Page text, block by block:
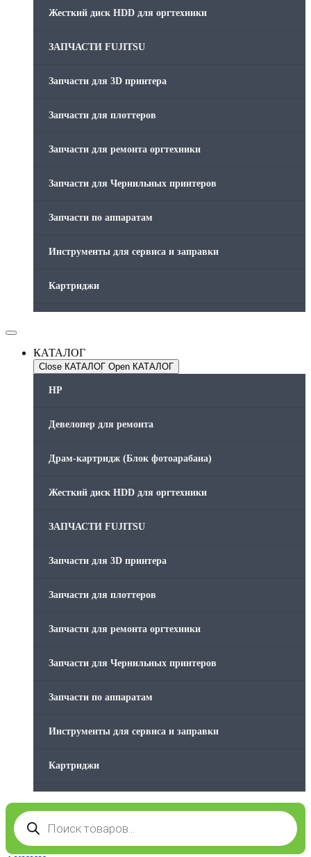
Жесткий диск HDD для оргтехники
ЗАПЧАСТИ FUJITSU
Запчасти для 3D принтера
Запчасти для плоттеров
Запчасти для ремонта оргтехники
Запчасти для Чернильных принтеров
Запчасти по аппаратам
Инструменты для сервиса и заправки
Картриджи
Оргтехника / Принтеры, Копиры и МФУ
Память для принтера
Печатающая головка для принтера
Ремонт принтера. Услуги Сервисного центра.
Скрепки для финишера
Средства для сервиса / Оборудование
Стяжки для кабеля
Товары без категории
Товары для заправки
Фольга , изолента, скотч и тд
КАТАЛОГ
Close КАТАЛОГ Open КАТАЛОГ
HP
Девелопер для ремонта
Драм-картридж (Блок фотоарабана)
Жесткий диск HDD для оргтехники
ЗАПЧАСТИ FUJITSU
Запчасти для 3D принтера
Запчасти для плоттеров
Запчасти для ремонта оргтехники
Запчасти для Чернильных принтеров
Запчасти по аппаратам
Инструменты для сервиса и заправки
Картриджи
Оргтехника / Принтеры, Копиры и МФУ
Поиск
товаров